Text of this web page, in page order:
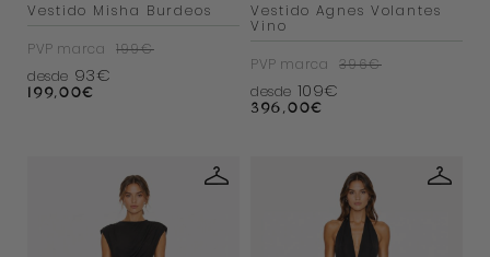
Vestido Misha Burdeos
PVP marca
199€
desde 93€
199,00€
Vestido Agnes Volantes
Vino
PVP marca
396€
desde 109€
396,00€